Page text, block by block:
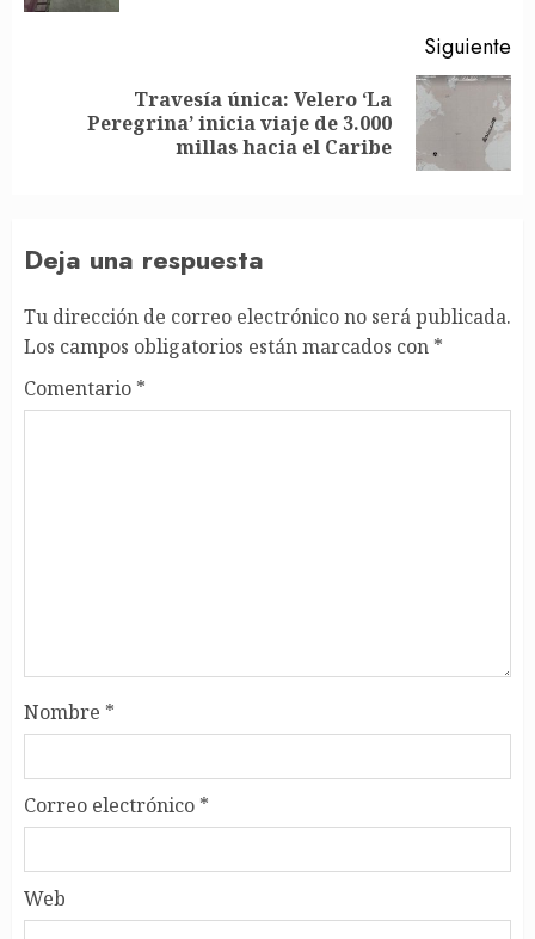
Siguiente
Siguiente
Travesía única: Velero ‘La
Peregrina’ inicia viaje de 3.000
millas hacia el Caribe
Deja una respuesta
Tu dirección de correo electrónico no será publicada.
Los campos obligatorios están marcados con *
Comentario *
Nombre *
Correo electrónico *
Web